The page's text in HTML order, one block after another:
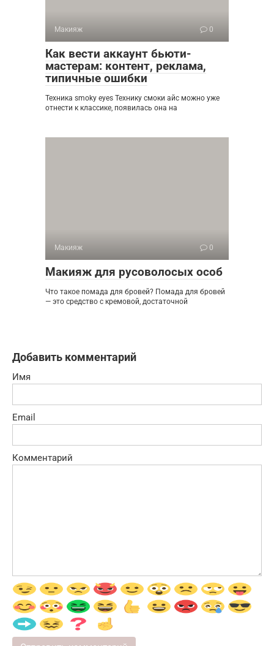
Макияж 0
Как вести аккаунт бьюти-
мастерам: контент, реклама,
типичные ошибки
Техника smoky eyes Технику смоки айс можно уже
отнести к классике, появилась она на
Макияж 0
Макияж для русоволосых особ
Что такое помада для бровей? Помада для бровей
— это средство с кремовой, достаточной
Добавить комментарий
Имя
Email
Комментарий